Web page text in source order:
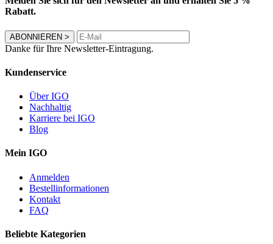
Rabatt.
ABONNIEREN >
Danke für Ihre Newsletter-Eintragung.
Kundenservice
Über IGO
Nachhaltig
Karriere bei IGO
Blog
Mein IGO
Anmelden
Bestellinformationen
Kontakt
FAQ
Beliebte Kategorien